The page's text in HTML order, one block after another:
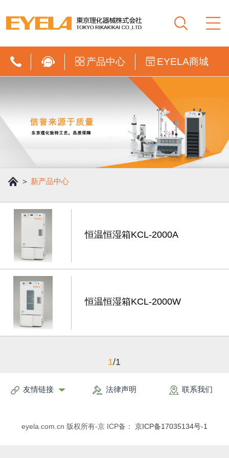
产品中心 EYELA商城
> 新产品中心
恒温恒湿箱KCL-2000A
恒温恒湿箱KCL-2000W
1/1
友情链接 法律声明 联系我们
eyela.com.cn 版权所有-京 ICP备： 京ICP备17035134号-1